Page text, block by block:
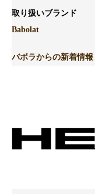
取り扱いブランド
Babolat
バボラからの新着情報